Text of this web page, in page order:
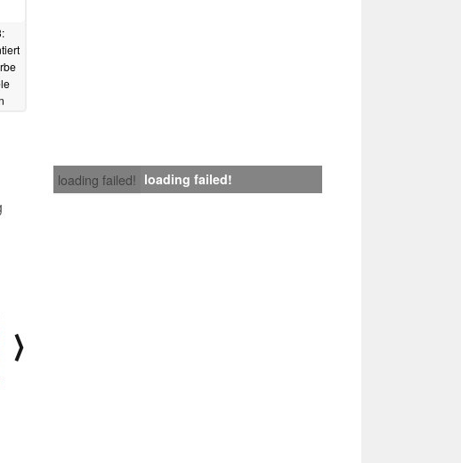
loading failed! loading failed!
⟩